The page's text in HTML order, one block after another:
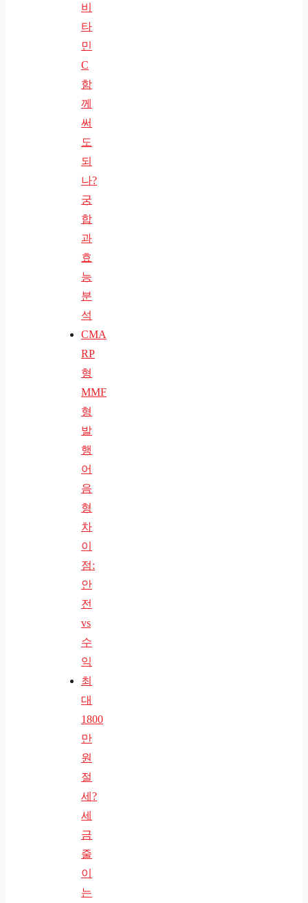
비
타
민
C
함
께
써
도
되
나?
궁
합
과
효
능
분
석
CMA
RP
형
MMF
형
발
행
어
음
형
차
이
점:
안
전
vs
수
익
최
대
1800
만
원
절
세?
세
금
줄
이
는